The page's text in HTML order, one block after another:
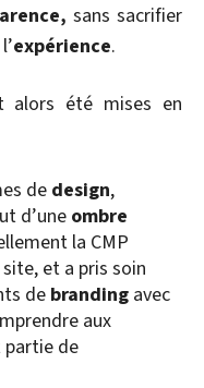
sans sacrifier
expérience.
alors été mises en
dedesign,
d’une ombre
la CMP
et a pris soin
de branding avec
aux
partie de